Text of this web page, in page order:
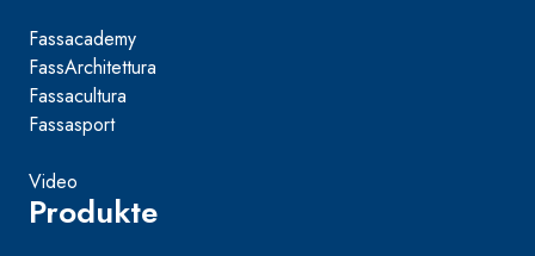
Fassacademy
FassArchitettura
Fassacultura
Fassasport
Video
Produkte